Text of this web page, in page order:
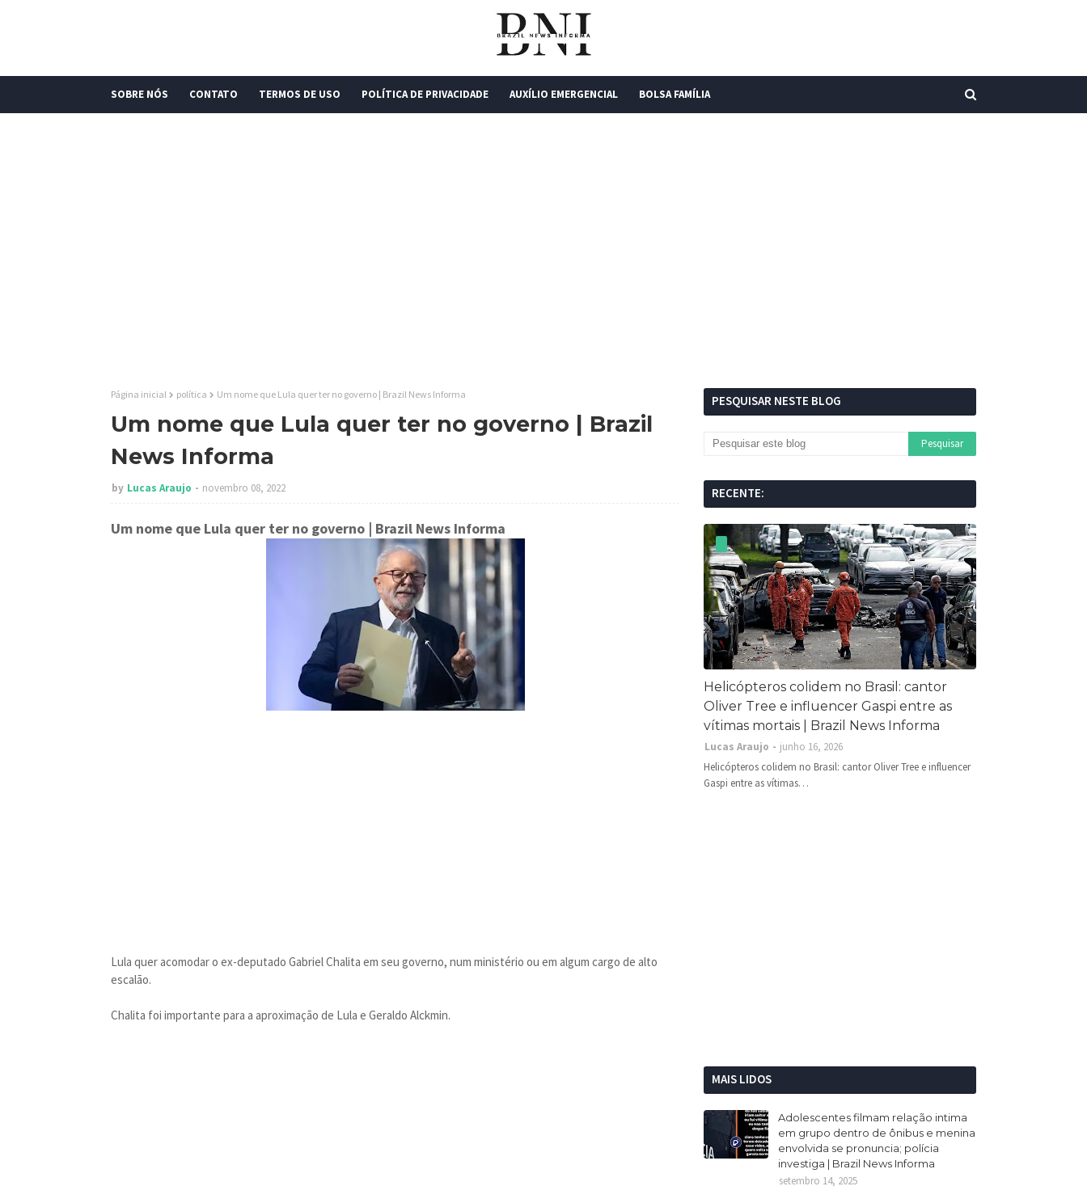
SOBRE NÓS CONTATO TERMOS DE USO POLÍTICA DE PRIVACIDADE AUXÍLIO EMERGENCIAL BOLSA FAMÍLIA
Página inicial política Um nome que Lula quer ter no governo | Brazil News Informa
Um nome que Lula quer ter no governo | Brazil
News Informa
by Lucas Araujo novembro 08, 2022
Um nome que Lula quer ter no governo | Brazil News Informa
Lula quer acomodar o ex-deputado Gabriel Chalita em seu governo, num ministério ou em algum cargo de alto
escalão.
Chalita foi importante para a aproximação de Lula e Geraldo Alckmin.
PESQUISAR NESTE BLOG
RECENTE:
Helicópteros colidem no Brasil: cantor
Oliver Tree e influencer Gaspi entre as
vítimas mortais | Brazil News Informa
Lucas Araujo
junho 16, 2026
Helicópteros colidem no Brasil: cantor Oliver Tree e influencer
Gaspi entre as vítimas…
MAIS LIDOS
Adolescentes filmam relação intima
em grupo dentro de ônibus e menina
envolvida se pronuncia; polícia
investiga | Brazil News Informa
setembro 14, 2025